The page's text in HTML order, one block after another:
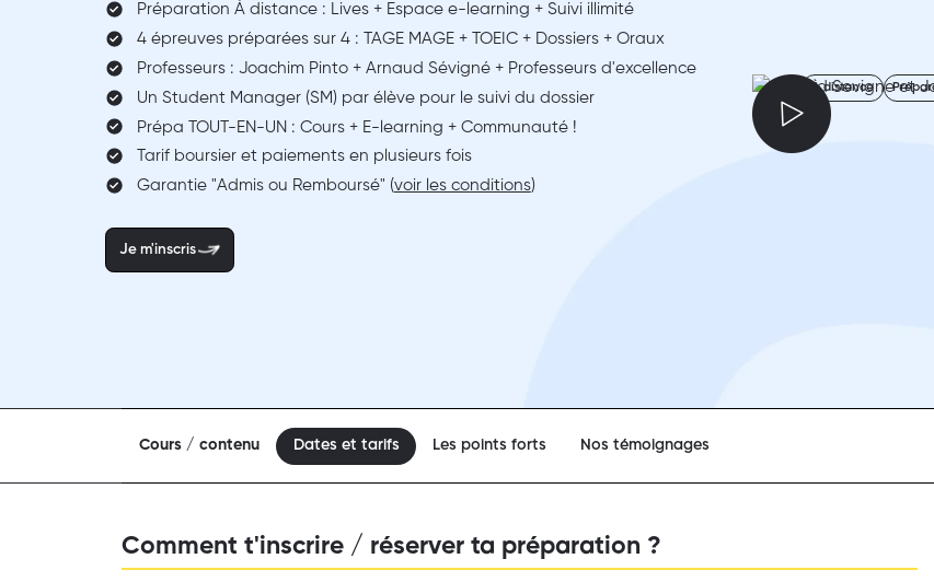
Préparation À distance : Lives + Espace e-learning + Suivi illimité
4 épreuves préparées sur 4 : TAGE MAGE + TOEIC + Dossiers + Oraux
Professeurs : Joachim Pinto + Arnaud Sévigné + Professeurs d'excellence
Un Student Manager (SM) par élève pour le suivi du dossier
Prépa TOUT-EN-UN : Cours + E-learning + Communauté !
Tarif boursier et paiements en plusieurs fois
Garantie "Admis ou Remboursé" (voir les conditions)
Je m'inscris
À distance
Cours / contenu Dates et tarifs Les points forts Nos témoignages
Comment t'inscrire / réserver ta préparation ?